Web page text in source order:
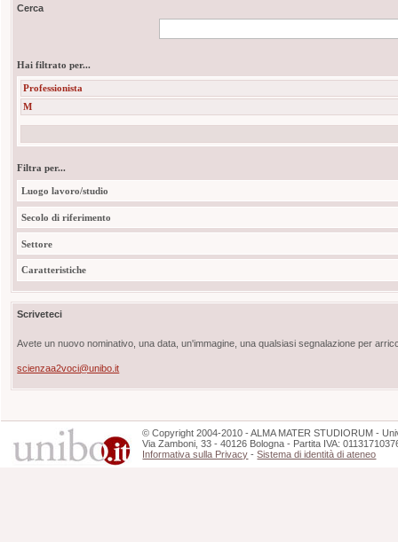
Cerca
Hai filtrato per...
Professionista
M
Filtra per...
Luogo lavoro/studio
Secolo di riferimento
Settore
Caratteristiche
Scriveteci
Avete un nuovo nominativo, una data, un'immagine, una qualsiasi segnalazione per
scienzaa2voci@unibo.it
©Copyright 2004-2010 - ALMA MATER STUDIORUM -
Via Zamboni, 33 - 40126 Bologna - Partita IVA:
Informativa sulla Privacy -Sistema di identità di ateneo